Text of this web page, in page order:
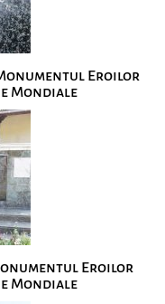
Eroilor
Mondiale
Eroilor
Mondiale